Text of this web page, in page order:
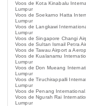
Voos de Kota Kinabalu
Lumpur
Voos de Soekarno Hatta
Lumpur
Voos de Langkawi
Lumpur
Voos de Singapore Changi
Voos de Sultan Ismail Petra
Voos de Tawau Airport a
Voos de Kualanamu
Lumpur
Voos de Don Mueang
Lumpur
Voos de Tiruchirappalli
Lumpur
Voos de Penang
Voos de Ngurah Rai
Lumpur